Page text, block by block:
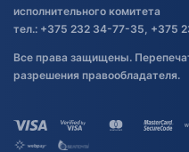
исполнительного комитета
тел.: +375 232 34-77-35, +375
Все права защищены.
разрешения правообладателя.